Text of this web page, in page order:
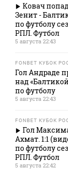
Ковач
Зенит -
по футболу
РПЛ. Футбол
5 августа 22:43
FONBET КУБОК
Гол Андраде
над
по футболу
5 августа 22:43
FONBET КУБОК
Гол
Ахмат. 1:1
по футболу
РПЛ. Футбол
5 августа 22:42